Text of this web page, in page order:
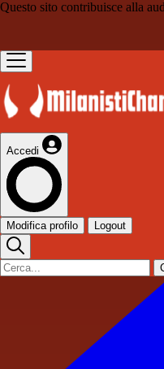
Questo sito contribuisce alla
Accedi
Modifica profilo Logout